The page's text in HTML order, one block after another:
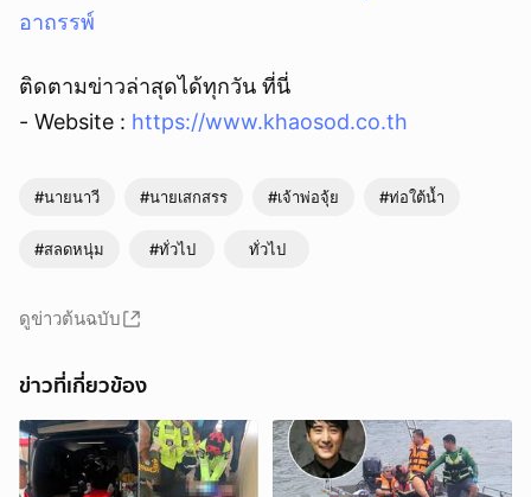
อาถรรพ์
ติดตามข่าวล่าสุดได้ทุกวัน ที่นี่
- Website : https://www.khaosod.co.th
#นายนาวี #นายเสกสรร #เจ้าพ่อจุ้ย #ท่อใต้น้ำ
#สลดหนุ่ม #ทั่วไป ทั่วไป
ดูข่าวต้นฉบับ
ข่าวที่เกี่ยวข้อง